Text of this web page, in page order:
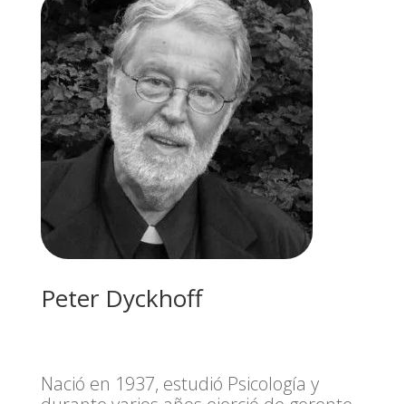
Peter Dyckhoff
Nació en 1937, estudió Psicología y